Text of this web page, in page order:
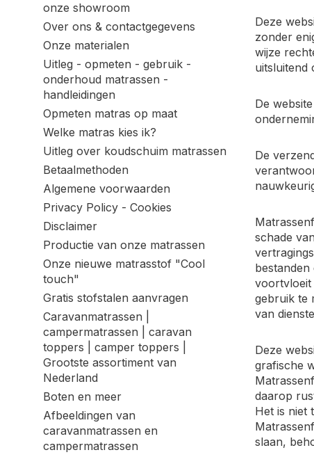
onze showroom
Over ons & contactgegevens
Onze materialen
Uitleg - opmeten - gebruik -
onderhoud matrassen -
handleidingen
Opmeten matras op maat
Welke matras kies ik?
Uitleg over koudschuim matrassen
Betaalmethoden
Algemene voorwaarden
Privacy Policy - Cookies
Disclaimer
Productie van onze matrassen
Onze nieuwe matrasstof "Cool
touch"
Gratis stofstalen aanvragen
Caravanmatrassen |
campermatrassen | caravan
toppers | camper toppers |
Grootste assortiment van
Nederland
Boten en meer
Afbeeldingen van
caravanmatrassen en
campermatrassen
Deze
zonder
wijze
uitsluitend
De
De
schade
voortvloeit
gebruik te
van
Deze
grafische
daarop
Het is niet
slaan,